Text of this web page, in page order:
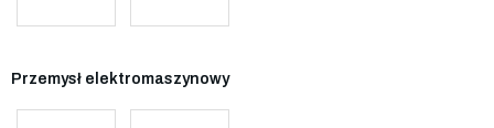
Przemysł elektromaszynowy